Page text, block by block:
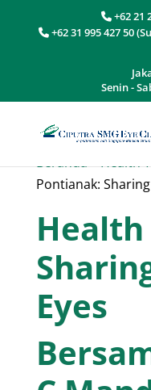
+62 21
+62 31 995 427 50
Senin -
Beranda»Health
Pontianak:
Eyes